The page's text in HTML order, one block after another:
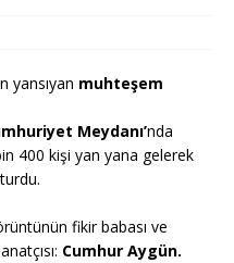
yansıyan muhteşem
Meydanı’nda
400 kişi yan yana gelerek
fikir babası ve
Cumhur Aygün.